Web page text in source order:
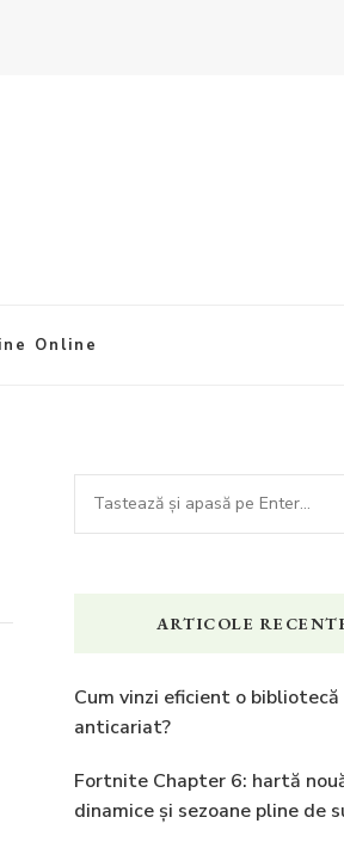
Online
Cauți
ceva?
ARTICOLE
Cum vinzi eficient o bibliotecă
anticariat?
Fortnite Chapter 6: hartă
dinamice și sezoane pline de